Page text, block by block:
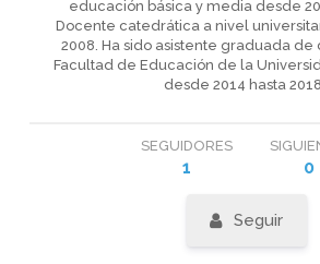
educación básica y media desde
Docente catedrática a nivel
2008. Ha sido asistente graduada
Facultad de Educación de la
desde 2014 hasta
SEGUIDORES
1 0
Seguir